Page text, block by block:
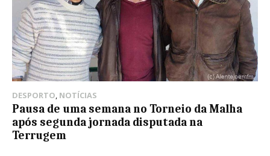
DESPORTO, NOTÍCIAS
Pausa de uma semana no Torneio da Malha
após segunda jornada disputada na
Terrugem